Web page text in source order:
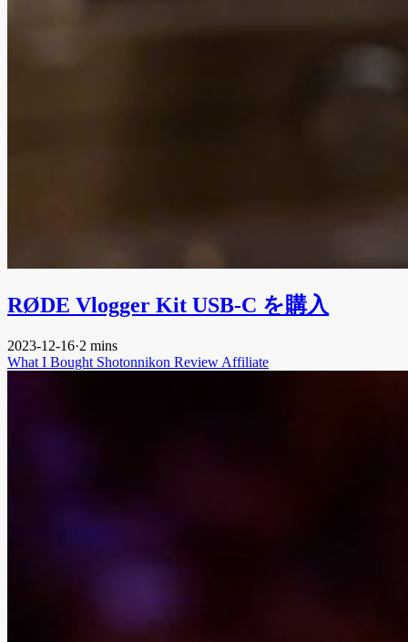
RØDE Vlogger Kit USB-C を購入
2023-12-16·2 mins
What I Bought Shotonnikon Review Affiliate